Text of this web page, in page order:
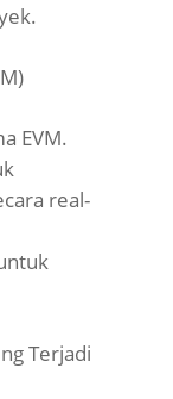
EVM.
real-
Terjadi